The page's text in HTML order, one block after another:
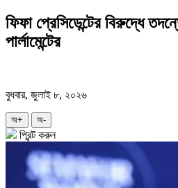
ফিফা প্রেসিডেন্টের বিরুদ্ধে
পার্লামেন্টের
বুধবার, জুলাই ৮, ২০২৬
অ+ অ-
প্রিন্ট করুন